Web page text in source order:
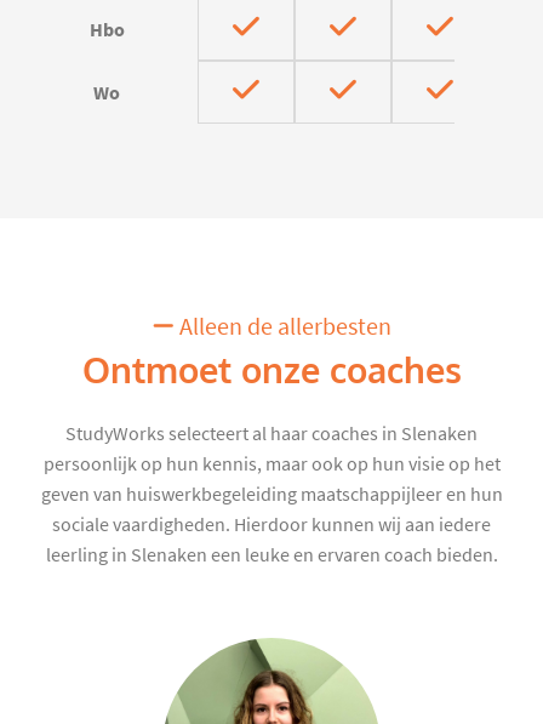
Hbo
Wo
Alleen de allerbesten
Ontmoet onze coaches
StudyWorks selecteert al haar coaches in Slenaken
persoonlijk op hun kennis, maar ook op hun visie op het
geven van huiswerkbegeleiding maatschappijleer en hun
sociale vaardigheden. Hierdoor kunnen wij aan iedere
leerling in Slenaken een leuke en ervaren coach bieden.